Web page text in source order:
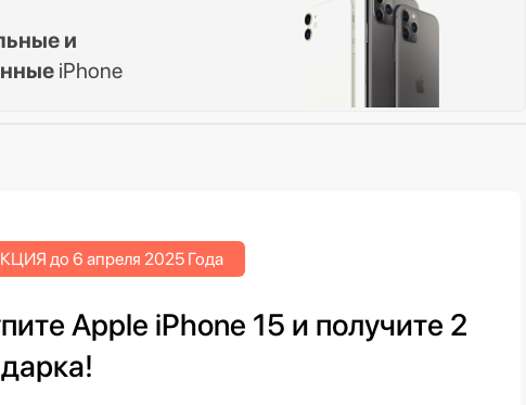
и
iPhone
до 6 апреля 2025 Года
Apple iPhone 15 и получите 2